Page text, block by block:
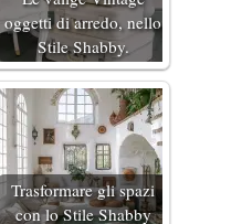
oggetti di arredo, nello
Stile Shabby.
Trasformare gli spazi
con lo Stile Shabby